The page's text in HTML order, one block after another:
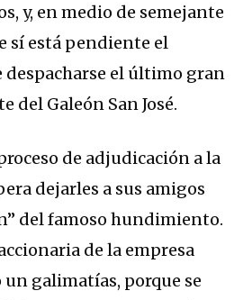
y, en medio de semejante
sí está pendiente el
despacharse el último gran
del Galeón San José.
de adjudicación a la
dejarles a sus amigos
del famoso hundimiento.
de la empresa
galimatías, porque se